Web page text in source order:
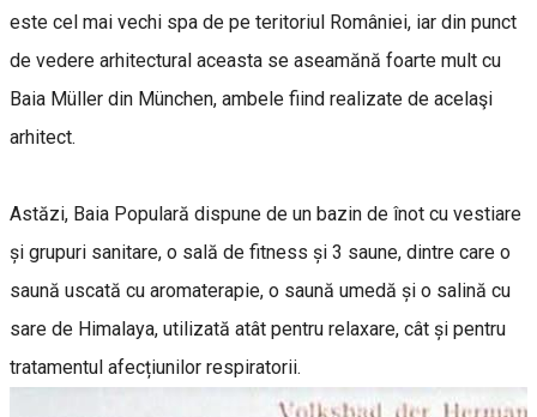
este cel mai vechi spa de pe teritoriul României, iar din punct
de vedere arhitectural aceasta se aseamănă foarte mult cu
Baia Müller din München, ambele fiind realizate de acelaşi
arhitect.
Astăzi, Baia Populară dispune de un bazin de înot cu vestiare
și grupuri sanitare, o sală de fitness și 3 saune, dintre care o
saună uscată cu aromaterapie, o saună umedă și o salină cu
sare de Himalaya, utilizată atât pentru relaxare, cât și pentru
tratamentul afecțiunilor respiratorii.